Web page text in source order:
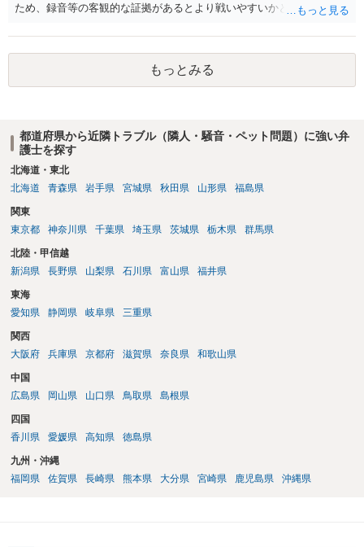
ため、録音等の客観的な証拠があるとより戦いやすいかと思われま
もっとみる
都道府県から近隣トラブル（隣人・騒音・ペット問題）に強い弁
護士を探す
北海道・東北
北海道
青森県 岩手県 宮城県 秋田県 山形県 福島県
関東
東京都
神奈川県 千葉県 埼玉県 茨城県 栃木県 群馬県
北陸・甲信越
新潟県
長野県 山梨県 石川県 富山県 福井県
東海
愛知県
静岡県 岐阜県 三重県
関西
大阪府
兵庫県 京都府 滋賀県 奈良県 和歌山県
中国
広島県
岡山県 山口県 鳥取県 島根県
四国
香川県
愛媛県 高知県 徳島県
九州・沖縄
福岡県
佐賀県 長崎県 熊本県 大分県 宮崎県 鹿児島県 沖縄県